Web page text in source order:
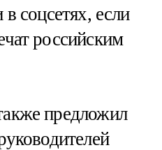
соцсетях, если
российским
предложил